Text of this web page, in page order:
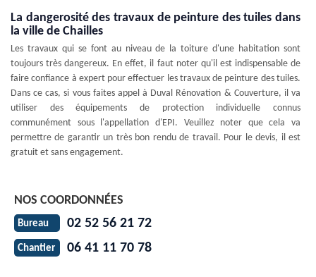
La dangerosité des travaux de peinture des tuiles dans
la ville de Chailles
Les travaux qui se font au niveau de la toiture d'une habitation sont
toujours très dangereux. En effet, il faut noter qu'il est indispensable de
faire confiance à expert pour effectuer les travaux de peinture des tuiles.
Dans ce cas, si vous faites appel à Duval Rénovation & Couverture, il va
utiliser des équipements de protection individuelle connus
communément sous l'appellation d'EPI. Veuillez noter que cela va
permettre de garantir un très bon rendu de travail. Pour le devis, il est
gratuit et sans engagement.
NOS COORDONNÉES
Bureau 02 52 56 21 72
Chantier 06 41 11 70 78